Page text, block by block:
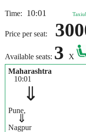
Time: 10:01
Price per seat:
Available seats: 3
X
Maharashtra
10:01
⇓
Pune,
⇓
Nagpur